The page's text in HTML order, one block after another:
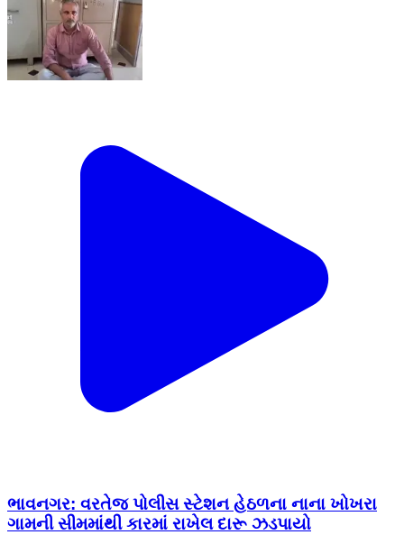
ભાવનગર: વરતેજ પોલીસ સ્ટેશન હેઠળના નાના ખોખરા
ગામની સીમમાંથી કારમાં રાખેલ દારૂ ઝડપાયો